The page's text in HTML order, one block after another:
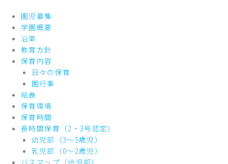
園児募集
学園概要
沿革
教育方針
保育内容
日々の保育
園行事
給食
保育環境
保育時間
長時間保育（2・3号認定）
幼児部（3～5歳児）
乳児部（0～2歳児）
バスマップ（幼児部）